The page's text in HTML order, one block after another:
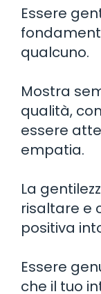
Essere
qualcuno.
Mostra
qualità,
essere
empatia.
La
risaltare e
positiva
Essere
che il tuo